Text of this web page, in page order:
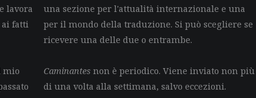
lavora
ai fatti
mio
una sezione per l'attualità internazionale e una
per il mondo della traduzione. Si può scegliere se
ricevere una delle due o entrambe.
Caminantes non è periodico. Viene inviato non più
di una volta alla settimana, salvo eccezioni.